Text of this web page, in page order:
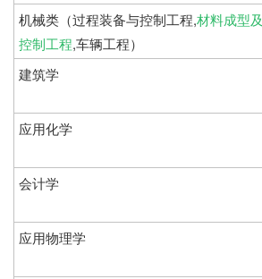
机械类（过程装备与控制工程,材料成型及
控制工程,车辆工程）
建筑学
应用化学
会计学
应用物理学